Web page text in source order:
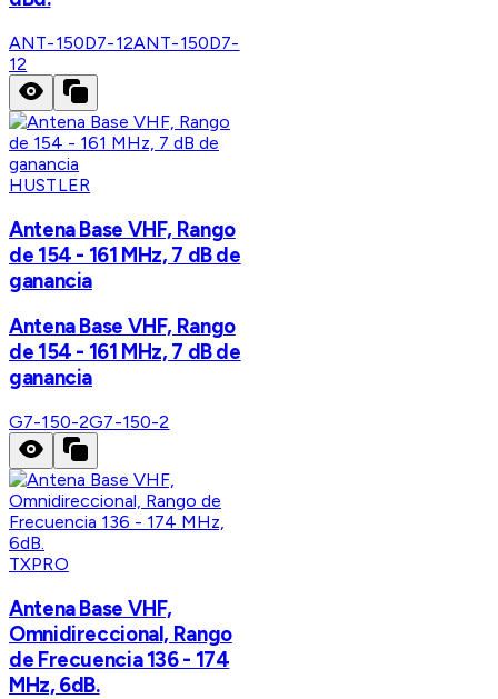
ANT-150D7-12ANT-150D7-
12
HUSTLER
Antena Base VHF, Rango
de 154 - 161 MHz, 7 dB de
ganancia
Antena Base VHF, Rango
de 154 - 161 MHz, 7 dB de
ganancia
G7-150-2G7-150-2
TXPRO
Antena Base VHF,
Omnidireccional, Rango
de Frecuencia 136 - 174
MHz, 6dB.